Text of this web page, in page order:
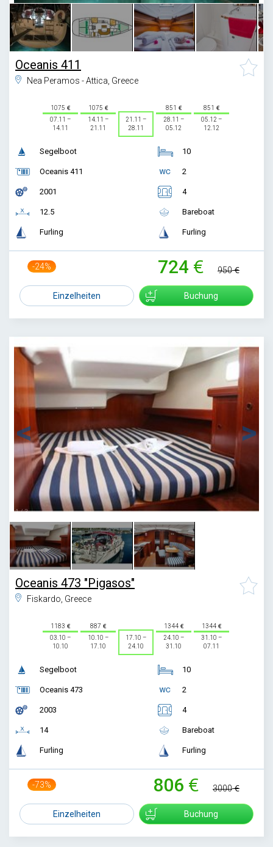
Oceanis 411
Nea Peramos - Attica, Greece
1075
07.11 –
14.11
1075
14.11 –
21.11
21.11 –
28.11
851
28.11 –
05.12
851
05.12 –
12.12
Segelboot
Oceanis 411
2001
12.5
Furling
10
2
4
Bareboat
Furling
-24% 724 950
Einzelheiten Buchung
1/3
Oceanis 473 "Pigasos"
Fiskardo, Greece
1183
03.10 –
10.10
887
10.10 –
17.10
17.10 –
24.10
1344
24.10 –
31.10
1344
31.10 –
07.11
Segelboot
Oceanis 473
2003
14
Furling
10
2
4
Bareboat
Furling
-73% 806 3000
Einzelheiten Buchung